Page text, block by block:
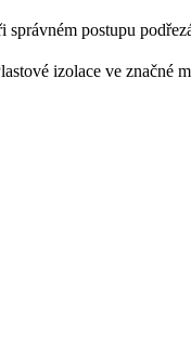
postupu
izolace ve značné